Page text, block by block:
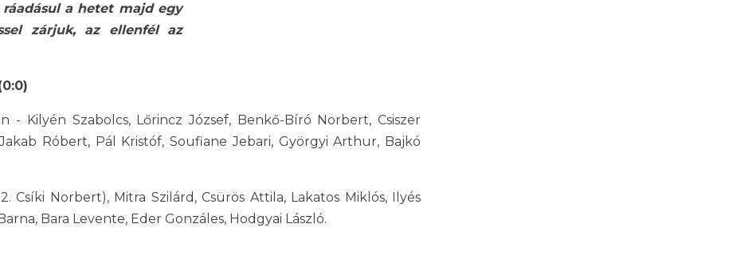
a hetet majd egy
zárjuk, az ellenfél az
- Kilyén Szabolcs, Lőrincz József, Benkő-Bíró Norbert, Csiszer
Róbert, Pál Kristóf, Soufiane Jebari, Györgyi Arthur, Bajkó
Csíki Norbert), Mitra Szilárd, Csürös Attila, Lakatos Miklós, Ilyés
Bara Levente, Eder Gonzáles, Hodgyai László.